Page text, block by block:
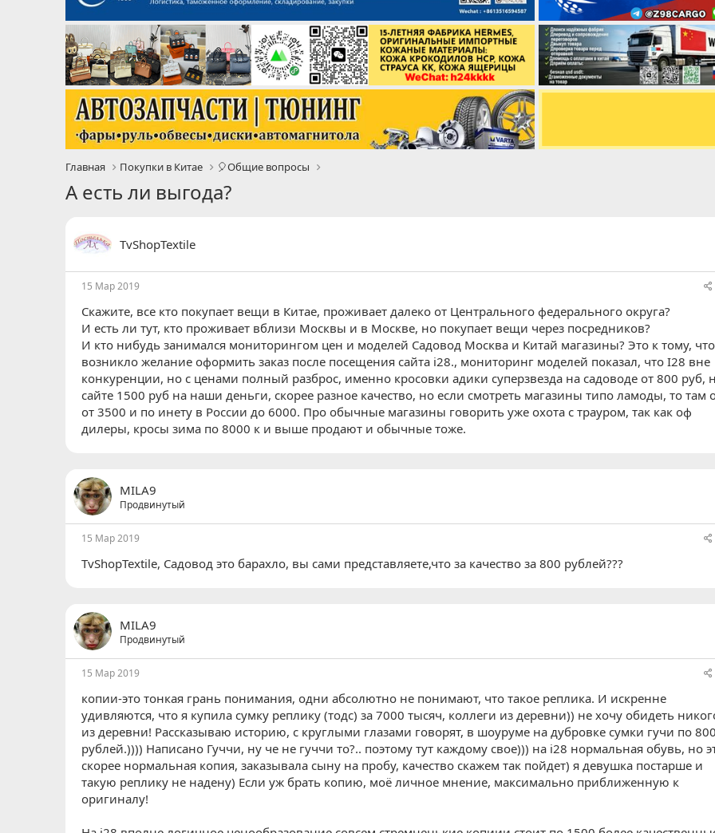
Главная Покупки в Китае 🎈Общие вопросы
А есть ли выгода?
TvShopTextile
15 Мар 2019
Скажите, все кто покупает вещи в Китае, проживает далеко от Центрального федерального округа?
И есть ли тут, кто проживает вблизи Москвы и в Москве, но покупает вещи через посредников?
И кто нибудь занимался мониторингом цен и моделей Садовод Москва и Китай магазины? Это к тому, что
возникло желание оформить заказ после посещения сайта i28., мониторинг моделей показал, что I28 вне
конкуренции, но с ценами полный разброс, именно кросовки адики суперзвезда на садоводе от 800 руб,
сайте 1500 руб на наши деньги, скорее разное качество, но если смотреть магазины типо ламоды, то там
от 3500 и по инету в России до 6000. Про обычные магазины говорить уже охота с трауром, так как оф
дилеры, кросы зима по 8000 к и выше продают и обычные тоже.
MILA9
Продвинутый
15 Мар 2019
TvShopTextile, Садовод это барахло, вы сами представляете,что за качество за 800 рублей???
MILA9
Продвинутый
15 Мар 2019
копии-это тонкая грань понимания, одни абсолютно не понимают, что такое реплика. И искренне
удивляются, что я купила сумку реплику (тодс) за 7000 тысяч, коллеги из деревни)) не хочу обидеть
из деревни! Рассказываю историю, с круглыми глазами говорят, в шоуруме на дубровке сумки гучи по 800
рублей.)))) Написано Гуччи, ну че не гуччи то?.. поэтому тут каждому свое))) на i28 нормальная обувь, но
скорее нормальная копия, заказывала сыну на пробу, качество скажем так пойдет) я девушка постарше и
такую реплику не надену) Если уж брать копию, моё личное мнение, максимально приближенную к
оригиналу!